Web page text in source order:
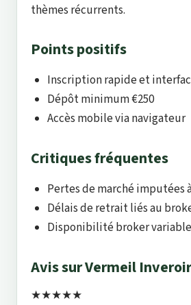
thèmes récurrents.
Points positifs
Inscription rapide et
Dépôt minimum €250
Accès mobile via navigateur
Critiques fréquentes
Pertes de marché imputées
Délais de retrait liés au
Disponibilité broker
Avis sur Vermeil
★★★★★